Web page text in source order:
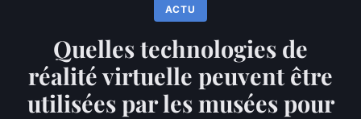
ACTU
Quelles technologies de
réalité virtuelle peuvent être
utilisées par les musées pour